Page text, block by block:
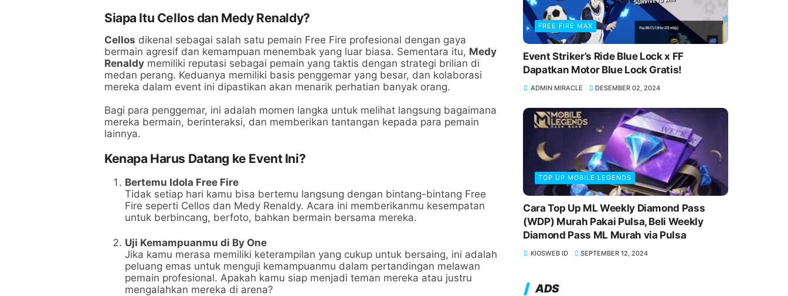
Siapa Itu Cellos dan Medy Renaldy?
Cellos dikenal sebagai salah satu pemain Free Fire profesional dengan gaya
bermain agresif dan kemampuan menembak yang luar biasa. Sementara itu, Medy
Renaldy memiliki reputasi sebagai pemain yang taktis dengan strategi brilian di
medan perang. Keduanya memiliki basis penggemar yang besar, dan kolaborasi
mereka dalam event ini dipastikan akan menarik perhatian banyak orang.
Bagi para penggemar, ini adalah momen langka untuk melihat langsung bagaimana
mereka bermain, berinteraksi, dan memberikan tantangan kepada para pemain
lainnya.
Kenapa Harus Datang ke Event Ini?
Bertemu Idola Free Fire
Tidak setiap hari kamu bisa bertemu langsung dengan bintang-bintang Free
Fire seperti Cellos dan Medy Renaldy. Acara ini memberikanmu kesempatan
untuk berbincang, berfoto, bahkan bermain bersama mereka.
Uji Kemampuanmu di By One
Jika kamu merasa memiliki keterampilan yang cukup untuk bersaing, ini adalah
peluang emas untuk menguji kemampuanmu dalam pertandingan melawan
pemain profesional. Apakah kamu siap menjadi teman mereka atau justru
mengalahkan mereka di arena?
FREE FIRE MAX
Event Striker’s Ride Blue Lock x FF
Dapatkan Motor Blue Lock Gratis!
ADMIN MIRACLE DESEMBER 02, 2024
TOP UP MOBILE LEGENDS
Cara Top Up ML Weekly Diamond Pass
(WDP) Murah Pakai Pulsa, Beli Weekly
Diamond Pass ML Murah via Pulsa
KIOSWEB ID SEPTEMBER 12, 2024
ADS